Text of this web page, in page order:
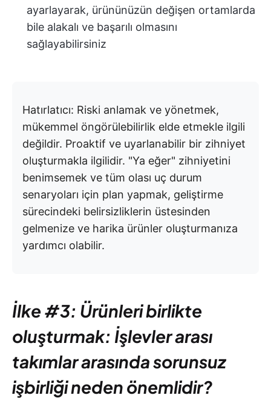
ayarlayarak, ürününüzün değişen ortamlarda
bile alakalı ve başarılı olmasını
sağlayabilirsiniz
Hatırlatıcı: Riski anlamak ve yönetmek,
mükemmel öngörülebilirlik elde etmekle ilgili
değildir. Proaktif ve uyarlanabilir bir zihniyet
oluşturmakla ilgilidir. "Ya eğer" zihniyetini
benimsemek ve tüm olası uç durum
senaryoları için plan yapmak, geliştirme
sürecindeki belirsizliklerin üstesinden
gelmenize ve harika ürünler oluşturmanıza
yardımcı olabilir.
İlke #3: Ürünleri birlikte
oluşturmak: İşlevler arası
takımlar arasında sorunsuz
işbirliği neden önemlidir?